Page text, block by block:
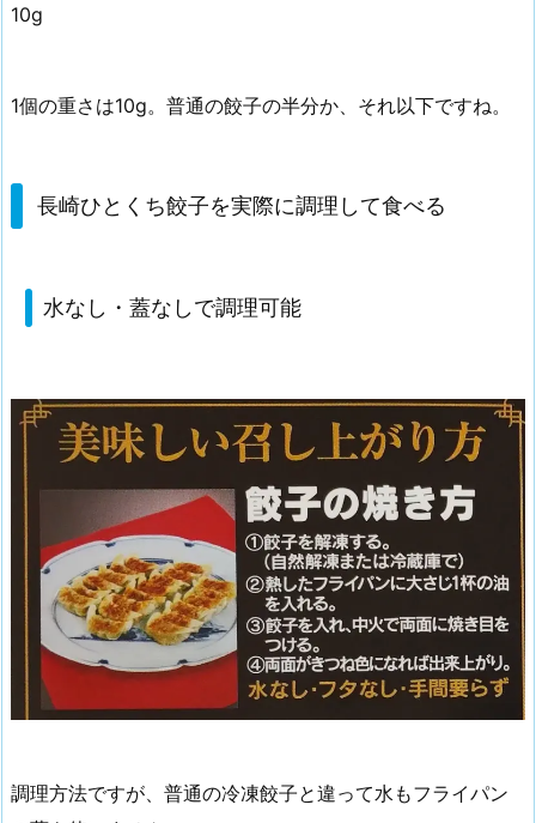
10g
1個の重さは10g。普通の餃子の半分か、それ以下ですね。
長崎ひとくち餃子を実際に調理して食べる
水なし・蓋なしで調理可能
調理方法ですが、普通の冷凍餃子と違って水もフライパン